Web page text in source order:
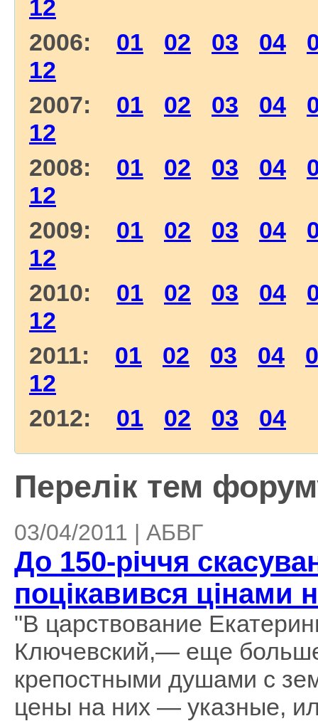
12
2006: 01 02 03 04
12
2007: 01 02 03 04
12
2008: 01 02 03 04
12
2009: 01 02 03 04
12
2010: 01 02 03 04
12
2011: 01 02 03 04
12
2012: 01 02 03 04
Перелік тем
03/04/2011 | АБВГ
До 150-річчя
поцікавився цінами
"В царствование
Ключевский,— еще
крепостными душами с
цены на них — указные,